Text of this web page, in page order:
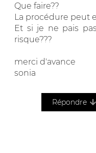
Que faire??
La procédure peut
Et si je ne pais
risque???
merci d'avance
sonia
Répondre